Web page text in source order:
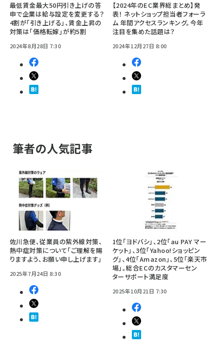
最低賃金最大50円引き上げの答
申で企業は給与設定を変更する？
4割が「引き上げる」、賃金上昇の
対策は「価格転嫁」が約5割
2024年8月28日 7:30
【2024年のEC業界総まとめ】発
表！ ネットショップ担当者フォーラ
ム 年間アクセスランキング。今年
注目を集めた話題は？
2024年12月27日 8:00
筆者の人気記事
佐川急便、従業員の紫外線対策、
熱中症対策について「ご理解を賜
りますよう、お願い申し上げます」
2025年7月24日 8:30
1位「ヨドバシ」、2位「au PAY マー
ケット」、3位「Yahoo!ショッピン
グ」、4位「Amazon」、5位「楽天市
場」。総合ECのカスタマーセン
ターサポート満足度
2025年10月21日 7:30